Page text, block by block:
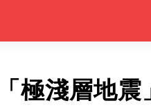
極淺層地震